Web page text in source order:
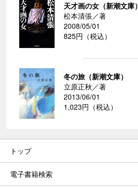
天才画の女（新潮文庫）
松本清張／著
2008/05/01
825円（税込）
冬の旅（新潮文庫）
立原正秋／著
2013/06/01
1,023円（税込）
トップ
電子書籍検索